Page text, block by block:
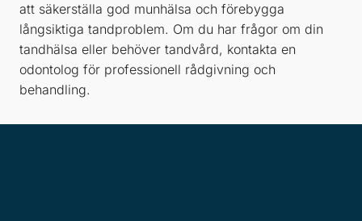
att säkerställa god munhälsa och förebygga
långsiktiga tandproblem. Om du har frågor om din
tandhälsa eller behöver tandvård, kontakta en
odontolog för professionell rådgivning och
behandling.